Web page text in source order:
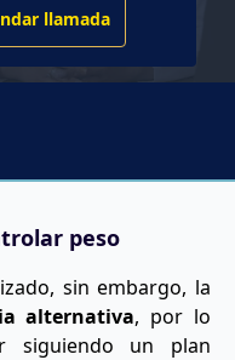
llamada
peso
sin embargo, la
alternativa, por lo
siguiendo un plan